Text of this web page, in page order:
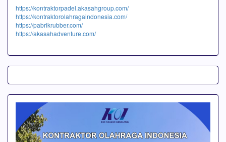
https://kontraktorpadel.akasahgroup.com/
https://kontraktorolahragaindonesia.com/
https://pabrikrubber.com/
https://akasahadventure.com/